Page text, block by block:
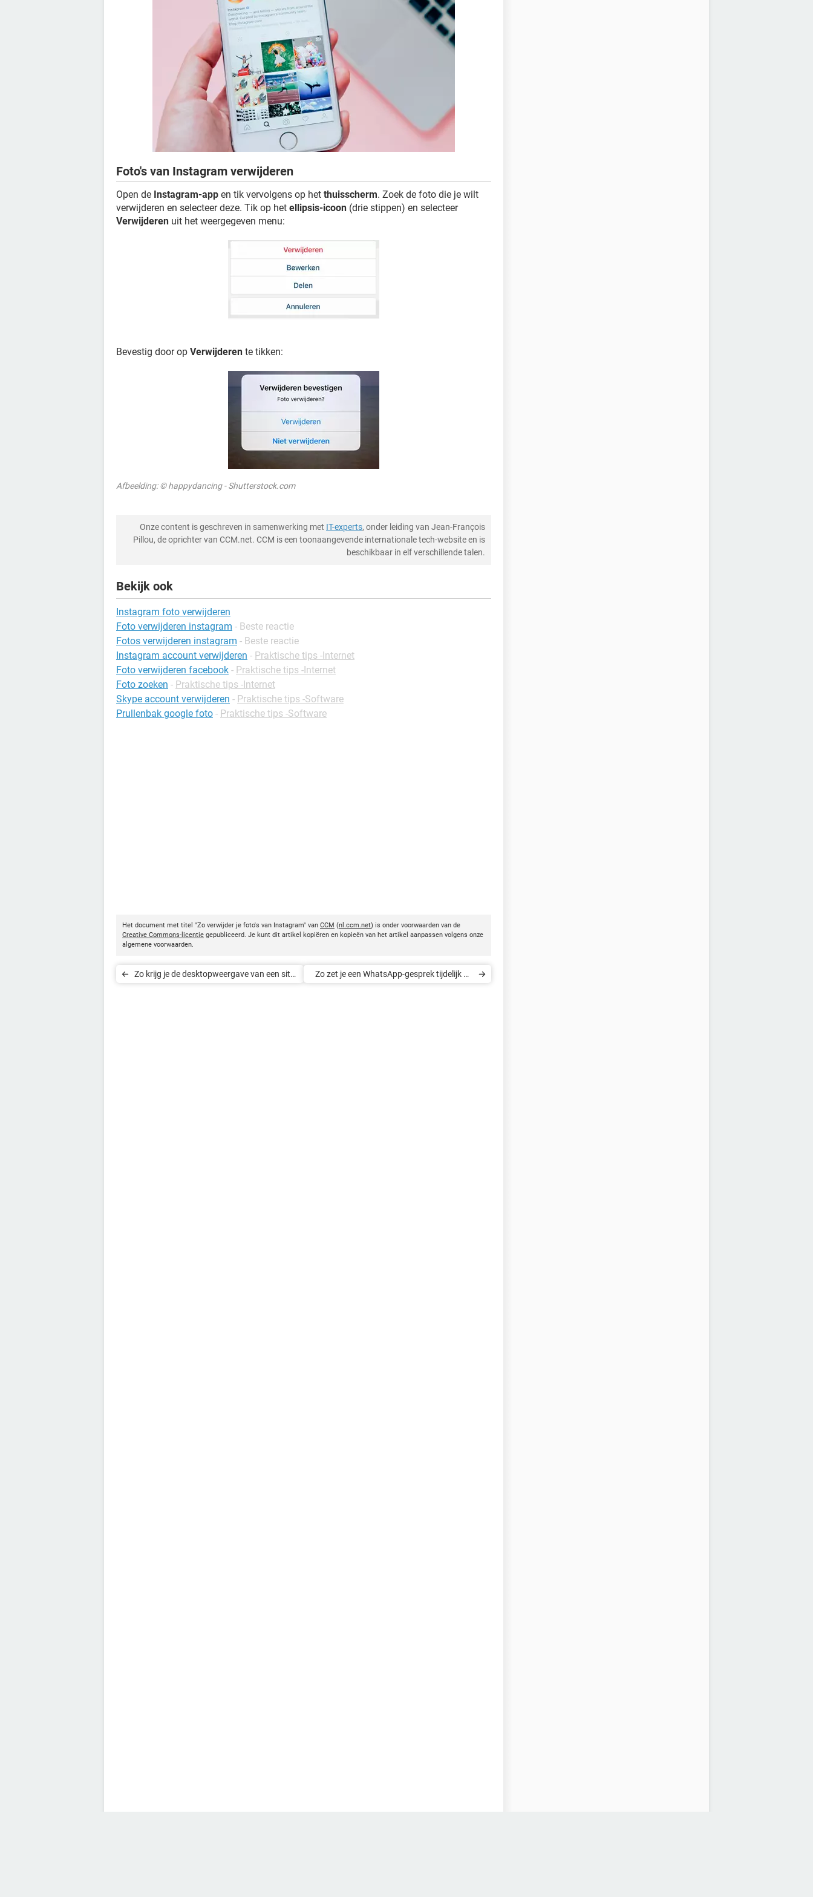
Foto's van Instagram verwijderen
Open de Instagram-app en tik vervolgens op het thuisscherm. Zoek de foto die je wilt
verwijderen en selecteer deze. Tik op het ellipsis-icoon (drie stippen) en selecteer
Verwijderen uit het weergegeven menu:
Bevestig door op Verwijderen te tikken:
Afbeelding: © happydancing - Shutterstock.com
Onze content is geschreven in samenwerking met IT-experts, onder leiding van Jean-François
Pillou, de oprichter van CCM.net. CCM is een toonaangevende internationale tech-website en is
beschikbaar in elf verschillende talen.
Bekijk ook
Instagram foto verwijderen
Foto verwijderen instagram - Beste reactie
Fotos verwijderen instagram - Beste reactie
Instagram account verwijderen - Praktische tips -Internet
Foto verwijderen facebook - Praktische tips -Internet
Foto zoeken - Praktische tips -Internet
Skype account verwijderen - Praktische tips -Software
Prullenbak google foto - Praktische tips -Software
Het document met titel "Zo verwijder je foto's van Instagram" van CCM (nl.ccm.net) is onder voorwaarden van de
Creative Commons-licentie gepubliceerd. Je kunt dit artikel kopiëren en kopieën van het artikel aanpassen volgens onze
algemene voorwaarden.
Zo krijg je de desktopweergave van een site
Zo zet je een WhatsApp-gesprek tijdelijk op